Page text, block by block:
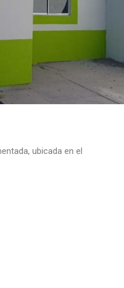
ubicada en el